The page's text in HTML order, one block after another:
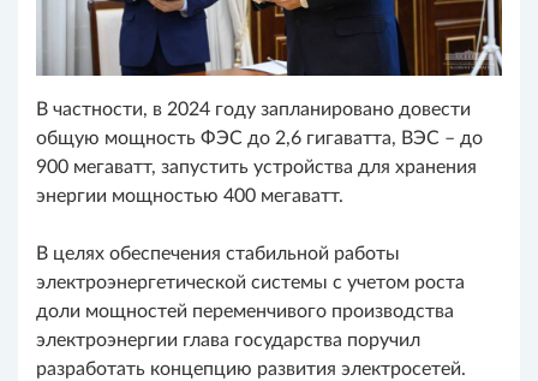
В частности, в 2024 году запланировано довести
общую мощность ФЭС до 2,6 гигаватта, ВЭС – до
900 мегаватт, запустить устройства для хранения
энергии мощностью 400 мегаватт.
В целях обеспечения стабильной работы
электроэнергетической системы с учетом роста
доли мощностей переменчивого производства
электроэнергии глава государства поручил
разработать концепцию развития электросетей.